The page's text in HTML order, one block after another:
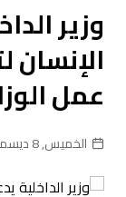
وزير
عمل
الخميس, 8 ديسمبر 2022, 12:13